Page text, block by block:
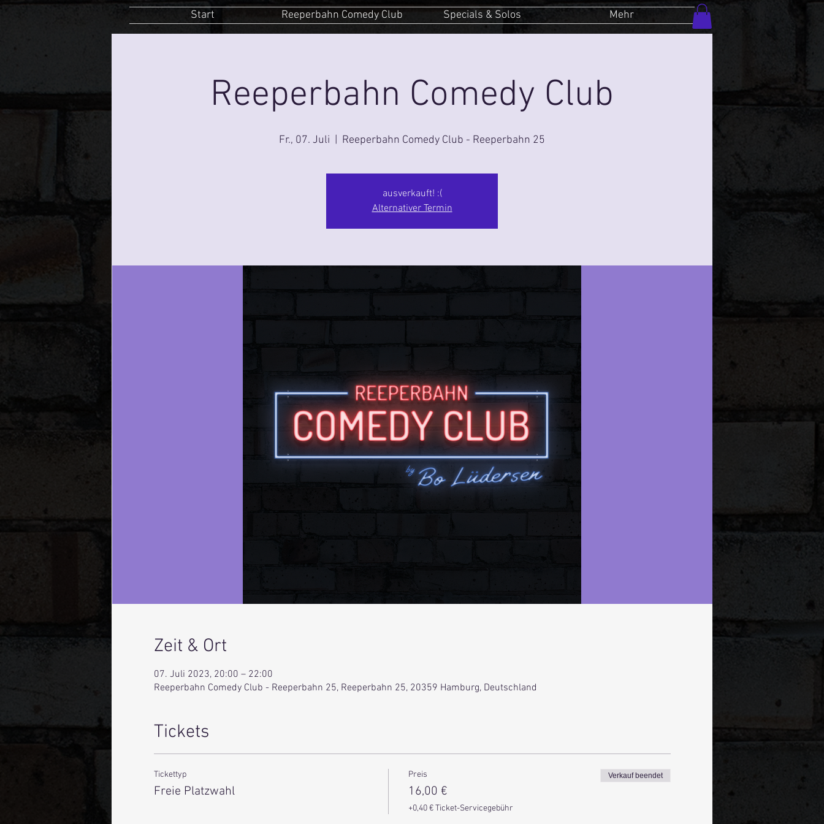
Start Reeperbahn Comedy Club Specials & Solos Mehr
Reeperbahn Comedy Club
Fr., 07. Juli Reeperbahn Comedy Club - Reeperbahn 25
ausverkauft! :(
Alternativer Termin
Zeit & Ort
07. Juli 2023, 20:00 – 22:00
Reeperbahn Comedy Club - Reeperbahn 25, Reeperbahn 25, 20359 Hamburg, Deutschland
Tickets
Tickettyp
Freie Platzwahl
Preis
16,00 €
+0,40 € Ticket-Servicegebühr
Verkauf beendet